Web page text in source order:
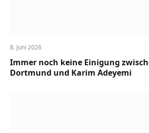
8. Juni 2026
Immer noch keine Einigung
Dortmund und Karim Adeyemi